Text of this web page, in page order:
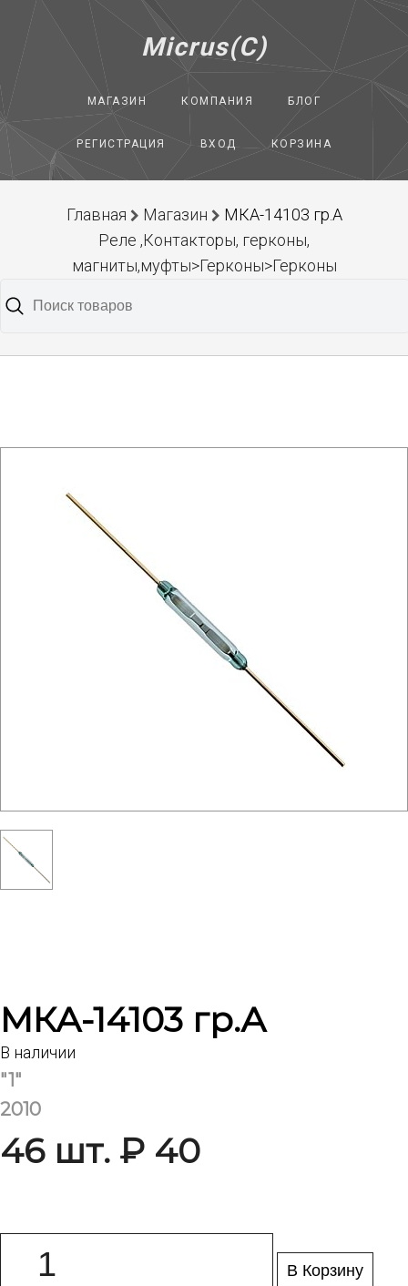
Micrus(C)
МАГАЗИН КОМПАНИЯ БЛОГ
РЕГИСТРАЦИЯ ВХОД КОРЗИНА
Главная Магазин
МКА-14103 гр.А
Реле ,Контакторы, герконы,
магниты,муфты>Герконы>Герконы
МКА-14103 гр.А
В наличии
"1"
2010
46 шт. ₽ 40
В Корзину